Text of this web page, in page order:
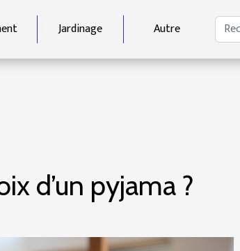
Jardinage Autre
d’un pyjama ?